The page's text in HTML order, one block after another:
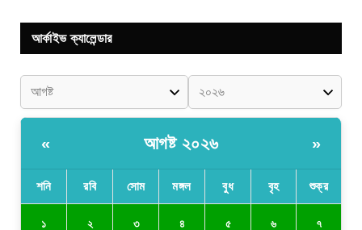
আর্কাইভ ক্যালেন্ডার
« আগষ্ট ২০২৬ »
শনি রবি সোম মঙ্গল বুধ বৃহ শুক্র
১ ২ ৩ ৪ ৫ ৬ ৭